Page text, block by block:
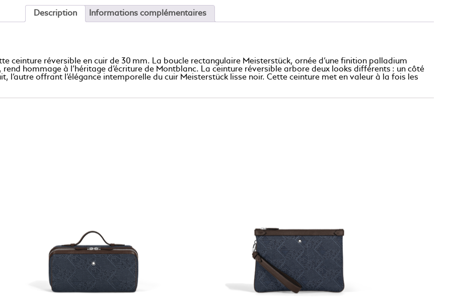
Description Informations complémentaires
ceinture réversible en cuir de 30 mm. La boucle rectangulaire Meisterstück, ornée d’une finition palladium
hommage à l’héritage d’écriture de Montblanc. La ceinture réversible arbore deux looks différents : un côté
l’autre offrant l’élégance intemporelle du cuir Meisterstück lisse noir. Cette ceinture met en valeur à la fois les